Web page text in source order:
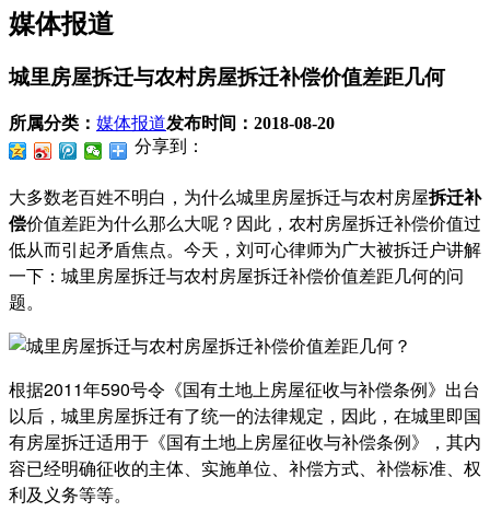
媒体报道
城里房屋拆迁与农村房屋拆迁补偿价值差距几何
所属分类： 媒体报道发布时间： 2018-08-20
分享到：
大多数老百姓不明白，为什么城里房屋拆迁与农村房屋拆迁补
偿价值差距为什么那么大呢？因此，农村房屋拆迁补偿价值过
低从而引起矛盾焦点。今天，刘可心律师为广大被拆迁户讲解
一下：城里房屋拆迁与农村房屋拆迁补偿价值差距几何的问
题。
根据2011年590号令《国有土地上房屋征收与补偿条例》出台
以后，城里房屋拆迁有了统一的法律规定，因此，在城里即国
有房屋拆迁适用于《国有土地上房屋征收与补偿条例》，其内
容已经明确征收的主体、实施单位、补偿方式、补偿标准、权
利及义务等等。